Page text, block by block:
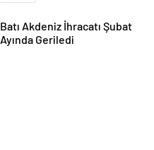
Batı Akdeniz İhracatı Şubat
Ayında Geriledi